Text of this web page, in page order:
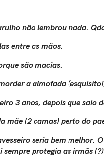
não lembrou nada.
entre as mãos.
são macias.
a almofada
3 anos, depois que saio
mãe (2 camas) perto do
seria bem melhor.
sempre protegia as irmãs